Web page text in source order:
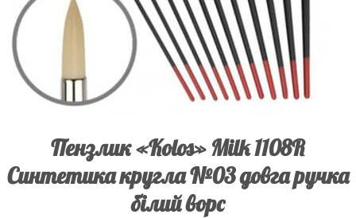
Пензлик «Kolos» Milk 1108R
Синтетика кругла №03 довга ручка
білий ворс